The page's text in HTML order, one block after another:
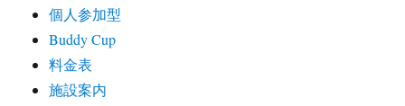
個人参加型
Buddy Cup
料金表
施設案内